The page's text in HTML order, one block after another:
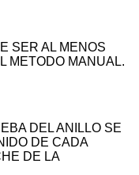
SER AL MENOS
METODO MANUAL.
DEL ANILLO SE
DE CADA
DE LA